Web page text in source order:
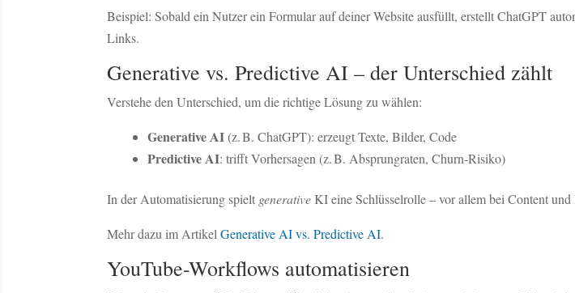
Beispiel: Sobald ein Nutzer ein Formular auf deiner Website ausfüllt, erstellt ChatGPT
Links.
Generative vs. Predictive AI – der Unterschied zählt
Verstehe den Unterschied, um die richtige Lösung zu wählen:
Generative AI(z. B. ChatGPT): erzeugt Texte, Bilder, Code
Predictive AI: trifft Vorhersagen (z. B. Absprungraten, Churn-Risiko)
In der Automatisierung spielt generativeKI eine Schlüsselrolle – vor allem bei Content
Mehr dazu im Artikel Generative AI vs. Predictive AI.
YouTube-Workflows automatisieren